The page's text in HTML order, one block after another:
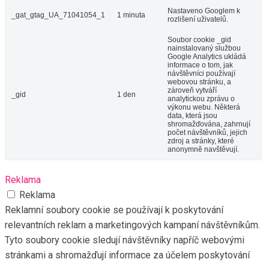
_gat_gtag_UA_71041054_1 1 minuta
Nastaveno Googlem k
rozlišení uživatelů.
_gid 1 den
Soubor cookie _gid
nainstalovaný službou
Google Analytics ukládá
informace o tom, jak
návštěvníci používají
webovou stránku, a
zároveň vytváří
analytickou zprávu o
výkonu webu. Některá
data, která jsou
shromažďována, zahrnují
počet návštěvníků, jejich
zdroj a stránky, které
anonymně navštěvují.
Reklama
Reklama
Reklamní soubory cookie se používají k poskytování
relevantních reklam a marketingových kampaní návštěvníkům.
Tyto soubory cookie sledují návštěvníky napříč webovými
stránkami a shromažďují informace za účelem poskytování